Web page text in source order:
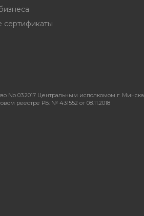
сертификаты
No 03.2017 Центральным исполкомом г. Минска
реестре РБ: № 431552 от 08.11.2018